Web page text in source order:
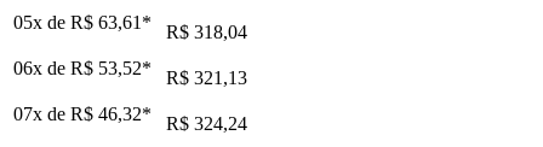
05x de R$ 63,61 *
R$ 318,04
06x de R$ 53,52*
R$ 321,13
07x de R$ 46,32*
R$ 324,24